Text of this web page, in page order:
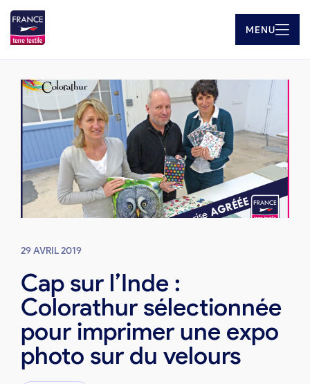
MENU
29 AVRIL 2019
Cap sur l’Inde :
Colorathur sélectionnée
pour imprimer une expo
photo sur du velours